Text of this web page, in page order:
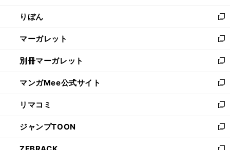
開
く
ウ
で
開
く
ン
ド
ウ
で
開
く
ウ
ィ
ン
ド
ウ
で
開
く
りぼん
新
し
い
ウ
ィ
ン
ド
ウ
で
開
く
マーガレット
新
し
い
ウ
ィ
ン
ド
ウ
で
開
別冊マーガレット
新
し
い
ウ
ィ
ン
ド
ウ
マンガMee公式サイト
新
し
い
ウ
ィ
ン
リマコミ
新
し
い
ウ
ジャンプTOON
新
し